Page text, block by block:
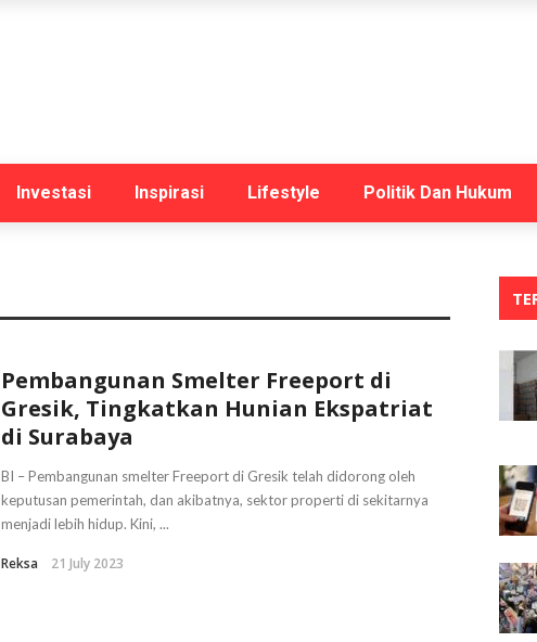
Investasi Inspirasi Lifestyle Politik Dan Hukum
Pembangunan Smelter Freeport di
Gresik, Tingkatkan Hunian Ekspatriat
di Surabaya
BI – Pembangunan smelter Freeport di Gresik telah didorong oleh
keputusan pemerintah, dan akibatnya, sektor properti di sekitarnya
menjadi lebih hidup. Kini, ...
Reksa 21 July 2023